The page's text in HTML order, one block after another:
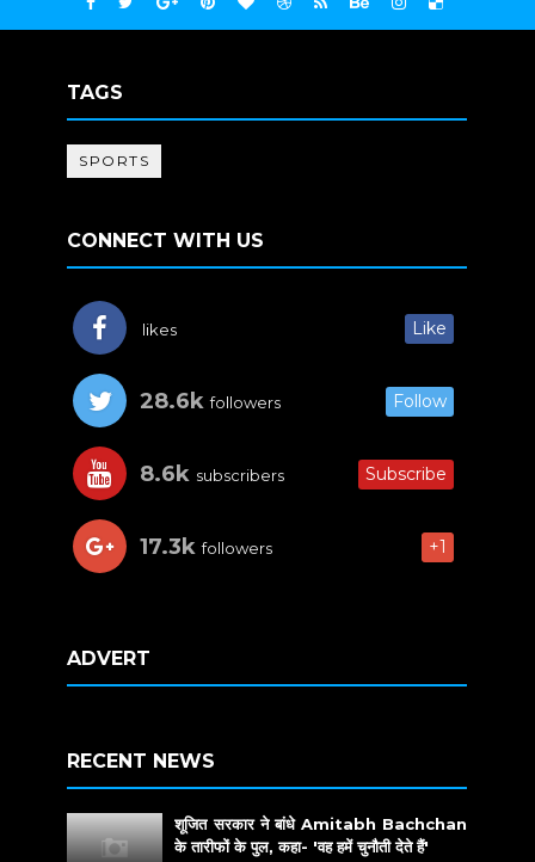
TAGS
SPORTS
CONNECT WITH US
likes Like
28.6k followers Follow
8.6k subscribers Subscribe
17.3k followers +1
ADVERT
RECENT NEWS
शूजित सरकार ने बांधे Amitabh Bachchan
के तारीफों के पुल, कहा- 'वह हमें चुनौती देते हैं'